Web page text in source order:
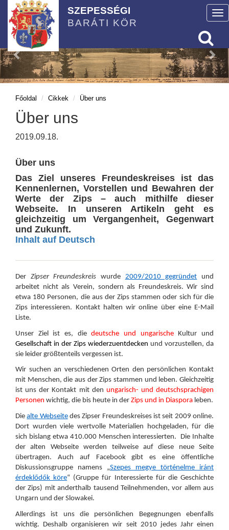
SZEPESSÉGI
BARÁTI KÖR
Főoldal Cikkek Über uns
Über uns
2019.09.18.
Über uns
Das Ziel unseres Freundeskreises ist das
Kennenlernen, Vorstellen und Bewahren der
Werte der Zips – auch mithilfe dieser
Webseite. In unseren Artikeln geht es
gleichzeitig um Vergangenheit, Gegenwart
und Zukunft.
Inhalt auf Deutsch
Der Zipser Freundeskreis wurde 2009/2010 gegründet und
arbeitet nicht als Verein, sondern als Freundeskreis. Wir sind
etwa 180 Personen, die aus der Zips stammen oder sich für die
Zips interessieren. Kontakt halten wir online über eine E-Mail
Liste.
Unser Ziel ist es, diedeutsche und ungarische Kultur und
Gesellschaft in der Zips wiederzuentdecken und vorzustellen, da
sie leider größtenteils vergessen ist.
Wir suchen an verschiedenen Orten den persönlichen Kontakt
mit Menschen, die aus der Zips stammen und leben. Gleichzeitig
ist uns der Kontakt mit den ungarisch- und deutschsprachigen
Personen wichtig, die bis heute in der Zips und in Diaspora leben.
Diealte Webseitedes Zipser Freundeskreises ist seit 2009 online.
Dort wurden viele wertvolle Materialien hochgeladen, für die
sich bislang etwa 410.000 Menschen interessierten. Die Inhalte
der alten Webseite werden teilweise auf diese neue Seite
übertragen. Auch auf Facebook gibt es eine öffentliche
Diskussionsgruppe namens „Szepes megye történelme iránt
érdeklődők köre“ (Gruppe für Interessierte für die Geschichte
der Zips) mit anderthalb tausend Teilnehmenden, vor allem aus
Ungarn und der Slowakei.
Allerdings ist uns die persönlichen Begegnungen ebenfalls
wichtig. Deshalb organisieren wir seit 2010 jedes Jahr einen